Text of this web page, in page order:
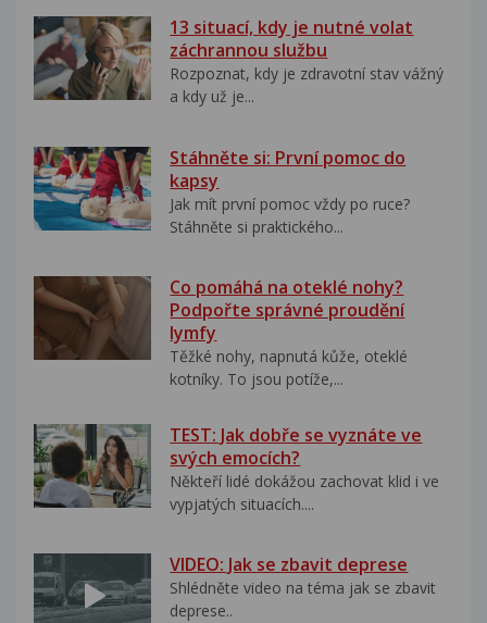
13 situací, kdy je nutné volat
záchrannou službu
Rozpoznat, kdy je zdravotní stav vážný
a kdy už je...
Stáhněte si: První pomoc do
kapsy
Jak mít první pomoc vždy po ruce?
Stáhněte si praktického...
Co pomáhá na oteklé nohy?
Podpořte správné proudění
lymfy
Těžké nohy, napnutá kůže, oteklé
kotníky. To jsou potíže,...
TEST: Jak dobře se vyznáte ve
svých emocích?
Někteří lidé dokážou zachovat klid i ve
vypjatých situacích....
VIDEO: Jak se zbavit deprese
Shlédněte video na téma jak se zbavit
deprese..